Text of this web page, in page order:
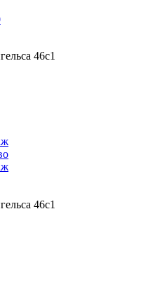
46с1
46с1